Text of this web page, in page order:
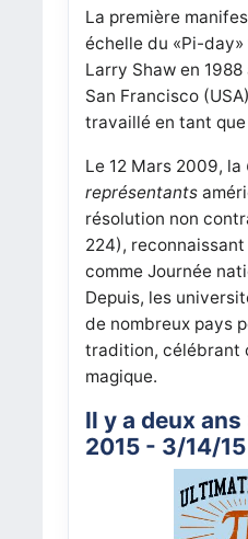
La première
échelle du «Pi-
Larry Shaw en
San Francisco
travaillé en tant
Le 12 Mars 2009, la
représentants
résolution non
224),
comme Journée
Depuis, les
de nombreux pays
tradition, célébrant
magique.
Il y a deux ans
2015 - 3/14/15